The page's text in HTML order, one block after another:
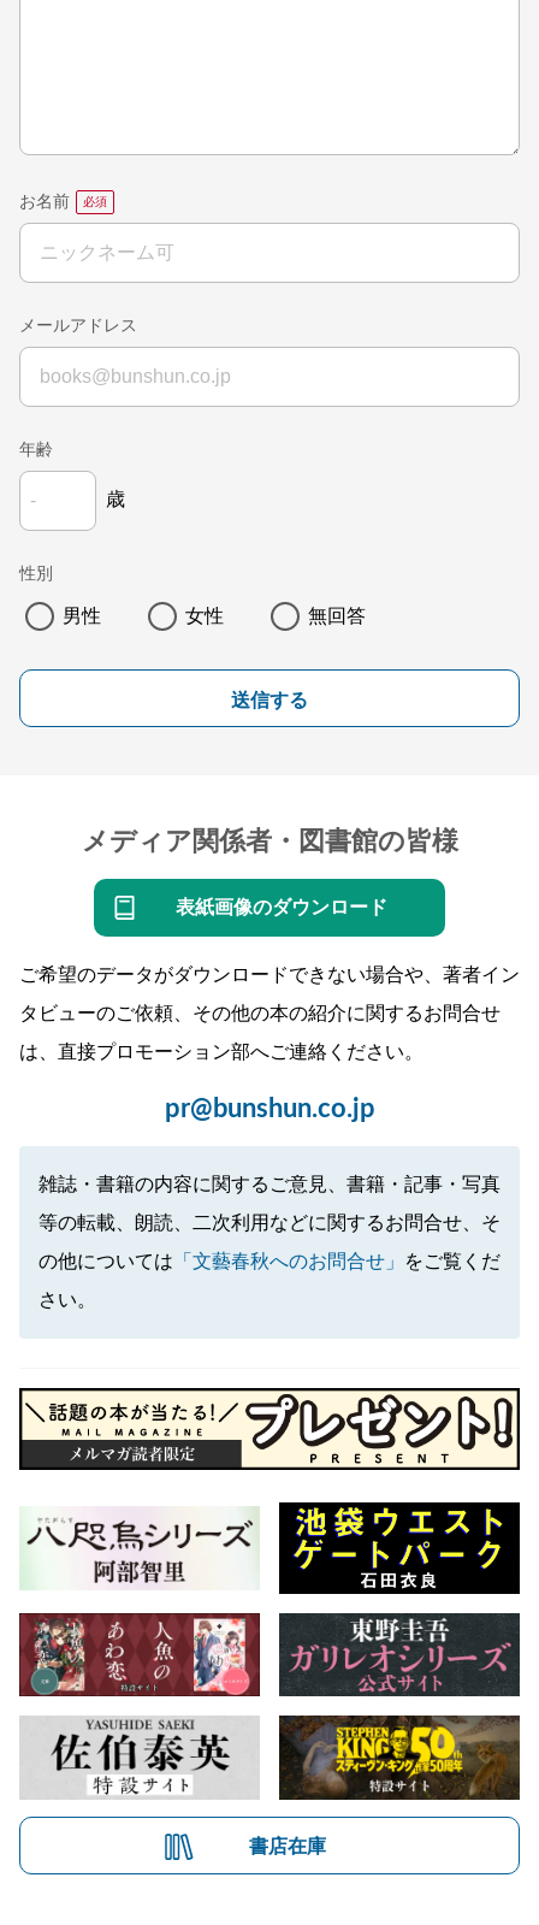
お名前
メールアドレス
年齢
歳
性別
男性 女性 無回答
送信する
メディア関係者・図書館の皆様
表紙画像のダウンロード
ご希望のデータがダウンロードできない場合や、著者イン
タビューのご依頼、その他の本の紹介に関するお問合せ
は、直接プロモーション部へご連絡ください。
pr@bunshun.co.jp
雑誌・書籍の内容に関するご意見、書籍・記事・写真
等の転載、朗読、二次利用などに関するお問合せ、そ
の他については 「文藝春秋へのお問合せ」
をご覧くだ
さい。
書店在庫